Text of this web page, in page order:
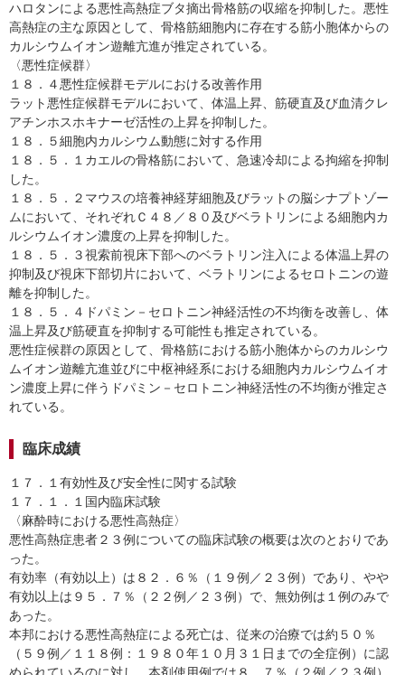
ハロタンによる悪性高熱症ブタ摘出骨格筋の収縮を抑制した。悪性
高熱症の主な原因として、骨格筋細胞内に存在する筋小胞体からの
カルシウムイオン遊離亢進が推定されている。
〈悪性症候群〉
１８．４悪性症候群モデルにおける改善作用
ラット悪性症候群モデルにおいて、体温上昇、筋硬直及び血清クレ
アチンホスホキナーゼ活性の上昇を抑制した。
１８．５細胞内カルシウム動態に対する作用
１８．５．１カエルの骨格筋において、急速冷却による拘縮を抑制
した。
１８．５．２マウスの培養神経芽細胞及びラットの脳シナプトゾー
ムにおいて、それぞれＣ４８／８０及びベラトリンによる細胞内カ
ルシウムイオン濃度の上昇を抑制した。
１８．５．３視索前視床下部へのベラトリン注入による体温上昇の
抑制及び視床下部切片において、ベラトリンによるセロトニンの遊
離を抑制した。
１８．５．４ドパミン－セロトニン神経活性の不均衡を改善し、体
温上昇及び筋硬直を抑制する可能性も推定されている。
悪性症候群の原因として、骨格筋における筋小胞体からのカルシウ
ムイオン遊離亢進並びに中枢神経系における細胞内カルシウムイオ
ン濃度上昇に伴うドパミン－セロトニン神経活性の不均衡が推定さ
れている。
臨床成績
１７．１有効性及び安全性に関する試験
１７．１．１国内臨床試験
〈麻酔時における悪性高熱症〉
悪性高熱症患者２３例についての臨床試験の概要は次のとおりであ
った。
有効率（有効以上）は８２．６％（１９例／２３例）であり、やや
有効以上は９５．７％（２２例／２３例）で、無効例は１例のみで
あった。
本邦における悪性高熱症による死亡は、従来の治療では約５０％
（５９例／１１８例：１９８０年１０月３１日までの全症例）に認